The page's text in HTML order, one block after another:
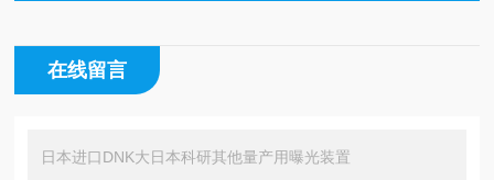
在线留言